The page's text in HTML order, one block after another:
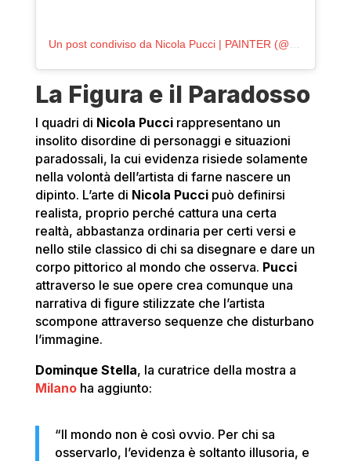
La Figura e il Paradosso
I quadri di Nicola Puccirappresentano un
insolito disordine di personaggi e situazioni
paradossali, la cui evidenza risiede solamente
nella volontà dell’artista di farne nascere un
dipinto. L’arte di Nicola Puccipuò definirsi
realista, proprio perché cattura una certa
realtà, abbastanza ordinaria per certi versi e
nello stile classico di chi sa disegnare e dare un
corpo pittorico al mondo che osserva. Pucci
attraverso le sue opere crea comunque una
narrativa di figure stilizzate che l’artista
scompone attraverso sequenze che disturbano
l’immagine.
Dominque Stella, la curatrice della mostra a
Milanoha aggiunto:
“Il mondo non è così ovvio. Per chi sa
osservarlo, l’evidenza è soltanto illusoria, e